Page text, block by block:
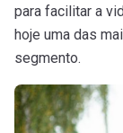
para facilitar a
hoje uma das
segmento.